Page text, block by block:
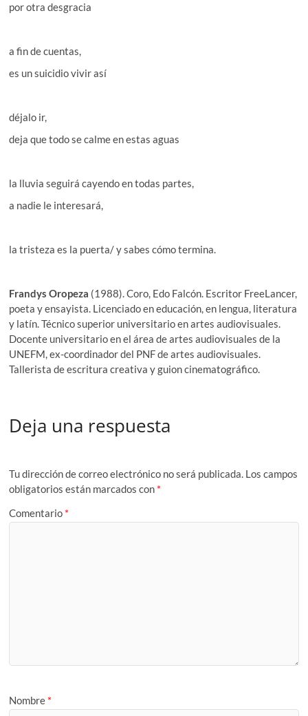
por otra desgracia
a fin de cuentas,
es un suicidio vivir así
déjalo ir,
deja que todo se calme en estas aguas
la lluvia seguirá cayendo en todas partes,
a nadie le interesará,
la tristeza es la puerta/ y sabes cómo termina.
Frandys Oropeza (1988). Coro, Edo Falcón. Escritor FreeLancer,
poeta y ensayista. Licenciado en educación, en lengua, literatura
y latín. Técnico superior universitario en artes audiovisuales.
Docente universitario en el área de artes audiovisuales de la
UNEFM, ex-coordinador del PNF de artes audiovisuales.
Tallerista de escritura creativa y guion cinematográfico.
Deja una respuesta
Tu dirección de correo electrónico no será publicada. Los campos
obligatorios están marcados con *
Comentario *
Nombre *